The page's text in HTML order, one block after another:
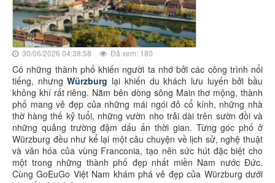
30/06/2026 04:38:58 Đã xem: 180
Có những thành phố khiến người ta nhớ bởi các công trình nổi
tiếng, nhưngWürzburg lại khiến du khách lưu luyến bởi bầu
không khí rất riêng. Nằm bên dòng sông Main thơ mộng, thành
phố mang vẻ đẹp của những mái ngói đỏ cổ kính, những nhà
thờ hàng thế kỷ tuổi, những vườn nho trải dài trên sườn đồi và
những quảng trường đậm dấu ấn thời gian. Từng góc phố ở
Würzburg đều như kể lại một câu chuyện về lịch sử, nghệ thuật
và văn hóa của vùng Franconia, tạo nên sức hút đặc biệt cho
một trong những thành phố đẹp nhất miền Nam nước Đức.
Cùng GoEuGo Việt Nam khám phá vẻ đẹp của Würzburg dưới